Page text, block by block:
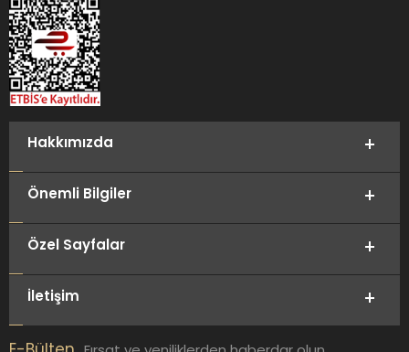
Hakkımızda
Önemli Bilgiler
Özel Sayfalar
İletişim